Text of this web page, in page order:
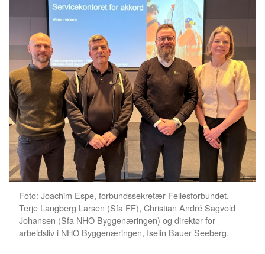
Foto: Joachim Espe, forbundssekretær Fellesforbundet,
Terje Langberg Larsen (Sfa FF), Christian André Sagvold
Johansen (Sfa NHO Byggenæringen) og direktør for
arbeidsliv i NHO Byggenæringen, Iselin Bauer Seeberg.